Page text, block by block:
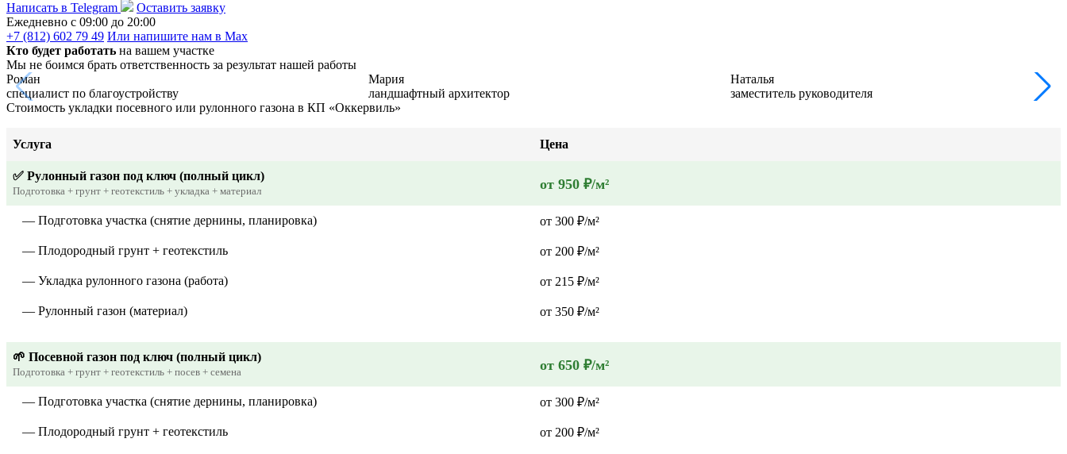
Написать в Telegram
Оставить заявку
Ежедневно c 09:00 до 20:00
+7 (812) 602 79 49 Или напишите нам в Max
Кто будет работать на вашем участке
Мы не боимся брать ответственность за результат нашей работы
Роман
специалист по благоустройству
Мария
ландшафтный архитектор
Наталья
заместитель руководителя
Стоимость укладки посевного или рулонного газона в КП «Оккервиль»
Услуга Цена
✅ Рулонный газон под ключ (полный цикл)
Подготовка + грунт + геотекстиль + укладка + материал от 950 ₽/м²
— Подготовка участка (снятие дернины, планировка) от 300 ₽/м²
— Плодородный грунт + геотекстиль от 200 ₽/м²
— Укладка рулонного газона (работа) от 215 ₽/м²
— Рулонный газон (материал) от 350 ₽/м²
🌱 Посевной газон под ключ (полный цикл)
Подготовка + грунт + геотекстиль + посев + семена от 650 ₽/м²
— Подготовка участка (снятие дернины, планировка) от 300 ₽/м²
— Плодородный грунт + геотекстиль от 200 ₽/м²